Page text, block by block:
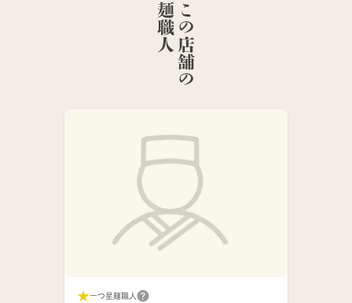
こ
の
店
舗
の
麺
職
人
一つ星麺職人